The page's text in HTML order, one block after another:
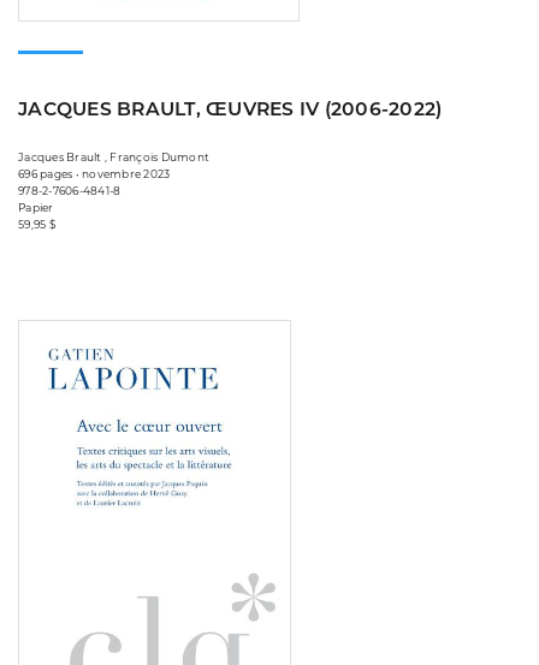
JACQUES BRAULT, ŒUVRES IV (2006-2022)
Jacques Brault , François Dumont
696 pages • novembre 2023
978-2-7606-4841-8
Papier
59,95 $